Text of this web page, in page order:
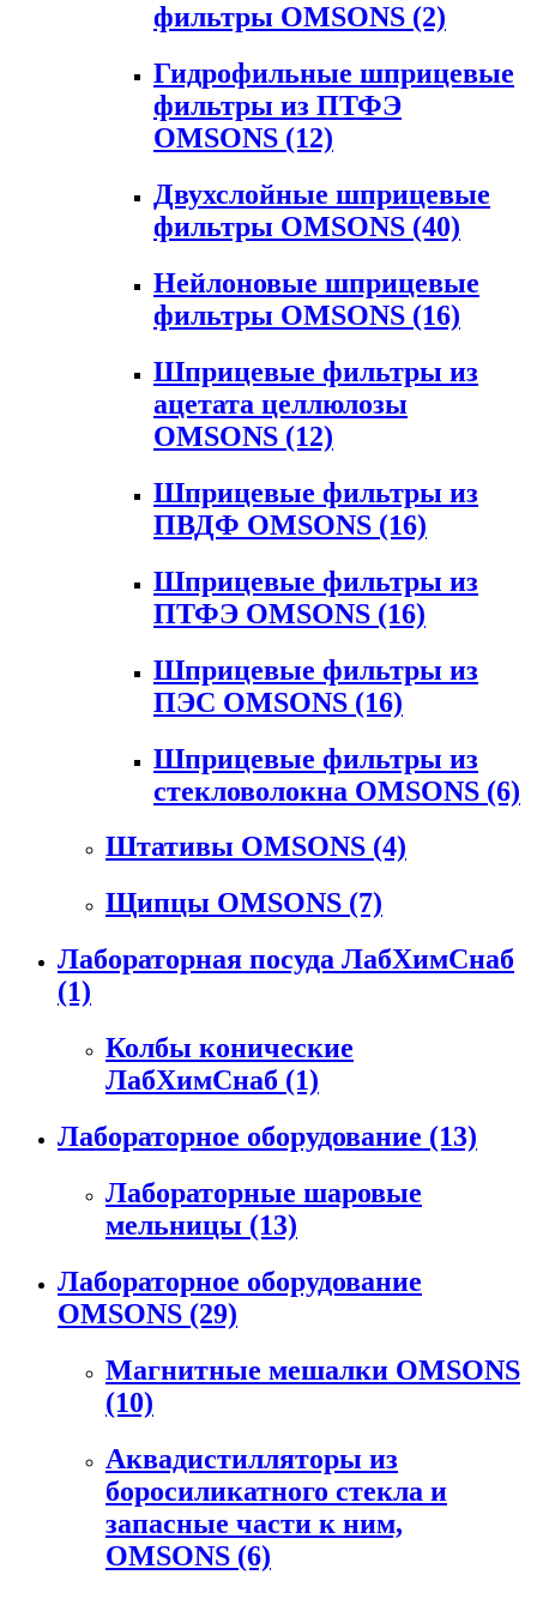
фильтры OMSONS (2)
Гидрофильные шприцевые
фильтры из ПТФЭ
OMSONS (12)
Двухслойные шприцевые
фильтры OMSONS (40)
Нейлоновые шприцевые
фильтры OMSONS (16)
Шприцевые фильтры из
ацетата целлюлозы
OMSONS (12)
Шприцевые фильтры из
ПВДФ OMSONS (16)
Шприцевые фильтры из
ПТФЭ OMSONS (16)
Шприцевые фильтры из
ПЭС OMSONS (16)
Шприцевые фильтры из
стекловолокна OMSONS (6)
Штативы OMSONS (4)
Щипцы OMSONS (7)
Лабораторная посуда ЛабХимСнаб
(1)
Колбы конические
ЛабХимСнаб (1)
Лабораторное оборудование (13)
Лабораторные шаровые
мельницы (13)
Лабораторное оборудование
OMSONS (29)
Магнитные мешалки OMSONS
(10)
Аквадистилляторы из
боросиликатного стекла и
запасные части к ним,
OMSONS (6)